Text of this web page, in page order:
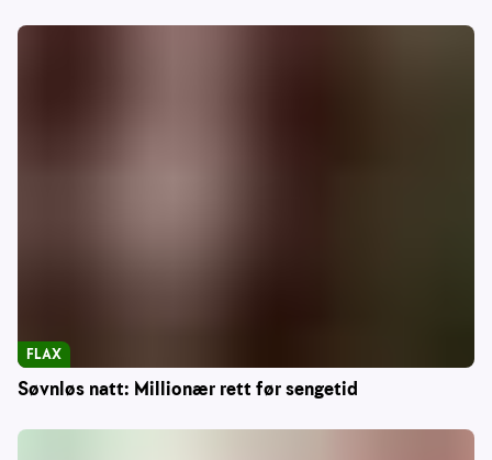
Søvnløs natt: Millionær rett før sengetid
FLAX